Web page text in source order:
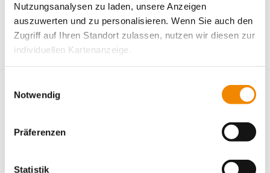
Nutzungsanalysen zu laden, unsere Anzeigen
auszuwerten und zu personalisieren. Wenn Sie auch den
Zugriff auf Ihren Standort zulassen, nutzen wir diesen zur
individuellen Kartenanzeige.
unsere Partner Daten wie Ihre IP-Adresse und
verarbeiten diese zusammen mit Daten von anderen
Websites. Die Partner erkennen mitunter auch, wenn Sie
zum Website-Besuch verschiedene Geräte verwenden,
kann die Datenübertragung in Drittländer (insb. die USA)
Notwendig
Präferenzen
Statistik
Gilching
Medizinische Akademie Berufsfachschule für Physiotherapie
Gilching
Göppingen
Teilhabebegleitung für Menschen mit besonderem